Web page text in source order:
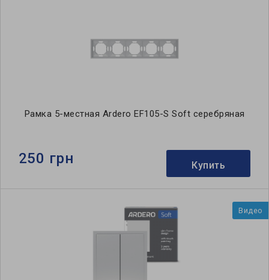
Рамка 5-местная Ardero EF105-S Soft серебряная
250 грн Купить
Видео